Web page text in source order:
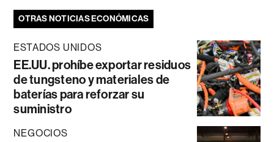
OTRAS NOTICIAS ECONÓMICAS
ESTADOS UNIDOS
EE.UU. prohíbe exportar residuos
de tungsteno y materiales de
baterías para reforzar su
suministro
NEGOCIOS